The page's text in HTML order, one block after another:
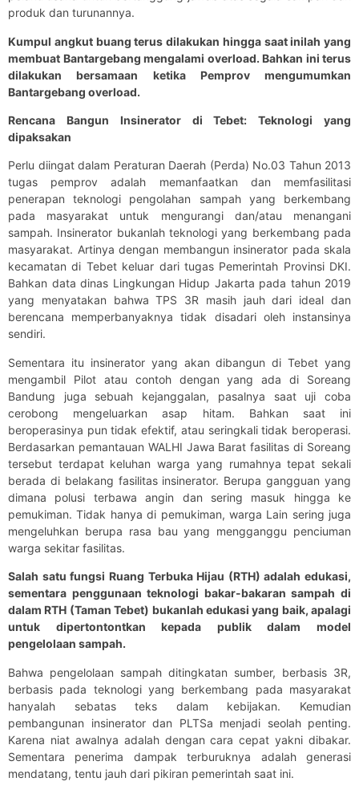
produk dan turunannya.
Kumpul angkut buang terus dilakukan hingga saat inilah yang
membuat Bantargebang mengalami overload. Bahkan ini terus
dilakukan bersamaan ketika Pemprov mengumumkan
Bantargebang overload.
Rencana Bangun Insinerator di Tebet: Teknologi yang
dipaksakan
Perlu diingat dalam Peraturan Daerah (Perda) No.03 Tahun 2013
tugas pemprov adalah memanfaatkan dan memfasilitasi
penerapan teknologi pengolahan sampah yang berkembang
pada masyarakat untuk mengurangi dan/atau menangani
sampah. Insinerator bukanlah teknologi yang berkembang pada
masyarakat. Artinya dengan membangun insinerator pada skala
kecamatan di Tebet keluar dari tugas Pemerintah Provinsi DKI.
Bahkan data dinas Lingkungan Hidup Jakarta pada tahun 2019
yang menyatakan bahwa TPS 3R masih jauh dari ideal dan
berencana memperbanyaknya tidak disadari oleh instansinya
sendiri.
Sementara itu insinerator yang akan dibangun di Tebet yang
mengambil Pilot atau contoh dengan yang ada di Soreang
Bandung juga sebuah kejanggalan, pasalnya saat uji coba
cerobong mengeluarkan asap hitam. Bahkan saat ini
beroperasinya pun tidak efektif, atau seringkali tidak beroperasi.
Berdasarkan pemantauan WALHI Jawa Barat fasilitas di Soreang
tersebut terdapat keluhan warga yang rumahnya tepat sekali
berada di belakang fasilitas insinerator. Berupa gangguan yang
dimana polusi terbawa angin dan sering masuk hingga ke
pemukiman. Tidak hanya di pemukiman, warga Lain sering juga
mengeluhkan berupa rasa bau yang mengganggu penciuman
warga sekitar fasilitas.
Salah satu fungsi Ruang Terbuka Hijau (RTH) adalah edukasi,
sementara penggunaan teknologi bakar-bakaran sampah di
dalam RTH (Taman Tebet) bukanlah edukasi yang baik, apalagi
untuk dipertontontkan kepada publik dalam model
pengelolaan sampah.
Bahwa pengelolaan sampah ditingkatan sumber, berbasis 3R,
berbasis pada teknologi yang berkembang pada masyarakat
hanyalah sebatas teks dalam kebijakan. Kemudian
pembangunan insinerator dan PLTSa menjadi seolah penting.
Karena niat awalnya adalah dengan cara cepat yakni dibakar.
Sementara penerima dampak terburuknya adalah generasi
mendatang, tentu jauh dari pikiran pemerintah saat ini.